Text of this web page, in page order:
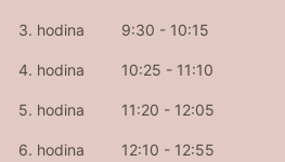
3. hodina 9:30 - 10:15
4. hodina 10:25 - 11:10
5. hodina 11:20 - 12:05
6. hodina 12:10 - 12:55